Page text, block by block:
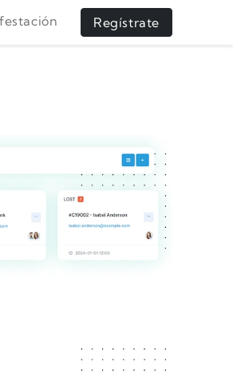
Regístrate